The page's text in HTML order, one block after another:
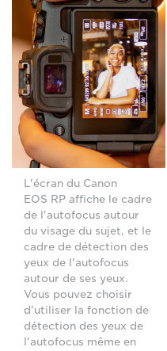
L'écran du Canon
EOS RP affiche le cadre
de l'autofocus autour
du visage du sujet, et le
cadre de détection des
yeux de l'autofocus
autour de ses yeux.
Vous pouvez choisir
d'utiliser la fonction de
détection des yeux de
l'autofocus même en